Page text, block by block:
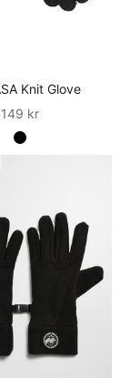
Knit Glove
Sale
149 kr